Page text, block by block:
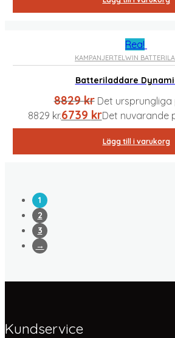
Rea!
KAMPANJERTELWIN
Batteriladdare
8829kr Det ursprungliga
8829 kr.6739 krDet nuvarande
Lägg till i varukorg
1
2
3
→
Kundservice